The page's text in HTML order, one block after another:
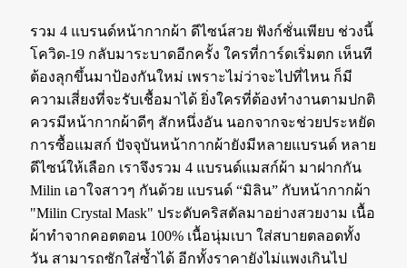
รวม 4 แบรนด์หน้ากากผ้า ดีไซน์สวย ฟังก์ชั่นเพียบ ช่วงนี้
โควิด-19 กลับมาระบาดอีกครั้ง ใครที่การ์ดเริ่มตก เห็นที
ต้องลุกขึ้นมาป้องกันใหม่ เพราะไม่ว่าจะไปที่ไหน ก็มี
ความเสี่ยงที่จะรับเชื้อมาได้ ยิ่งใครที่ต้องทำงานตามปกติ
ควรมีหน้ากากผ้าดีๆ สักหนึ่งอัน นอกจากจะช่วยประหยัด
การซื้อแมสก์ ปัจจุบันหน้ากากผ้ายังมีหลายแบรนด์ หลาย
ดีไซน์ให้เลือก เราจึงรวม 4 แบรนด์แมสก์ผ้า มาฝากกัน
Milin เอาใจสาวๆ กันด้วย แบรนด์ “มิลิน” กับหน้ากากผ้า
"Milin Crystal Mask" ประดับคริสตัลมาอย่างสวยงาม เนื้อ
ผ้าทำจากคอตตอน 100% เนื้อนุ่มเบา ใส่สบายตลอดทั้ง
วัน สามารถซักใส่ซ้ำได้ อีกทั้งราคายังไม่แพงเกินไป